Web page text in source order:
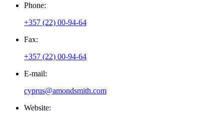
Phone:
+357 (22) 00-94-64
Fax:
+357 (22) 00-94-64
E-mail:
cyprus@amondsmith.com
Website: